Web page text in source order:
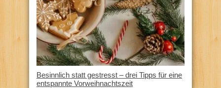
Besinnlich statt gestresst – drei Tipps für eine
entspannte Vorweihnachtszeit